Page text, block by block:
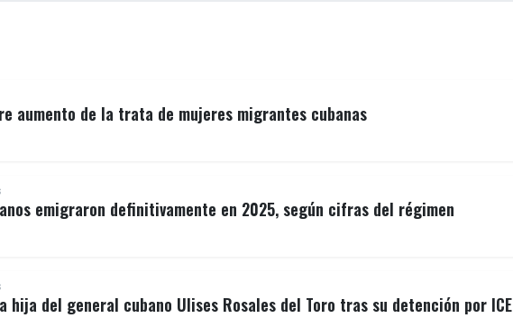
aumento de la trata de mujeres migrantes cubanas
emigraron definitivamente en 2025, según cifras del régimen
hija del general cubano Ulises Rosales del Toro tras su detención por ICE